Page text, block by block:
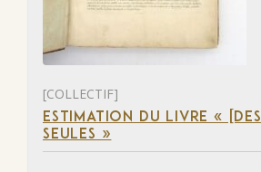
[COLLECTIF]
ESTIMATION DU LIVRE «
SEULES »